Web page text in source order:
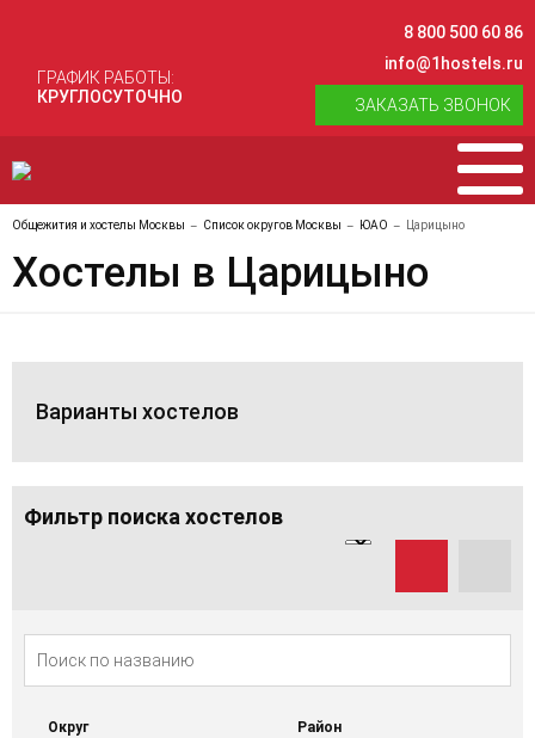
ГРАФИК РАБОТЫ:
КРУГЛОСУТОЧНО
8 800 500 60 86
info@1hostels.ru
ЗАКАЗАТЬ ЗВОНОК
Общежития и хостелы Москвы Список округов Москвы ЮАО Царицыно
Хостелы в Царицыно
Варианты хостелов
Фильтр поиска хостелов
Округ Район